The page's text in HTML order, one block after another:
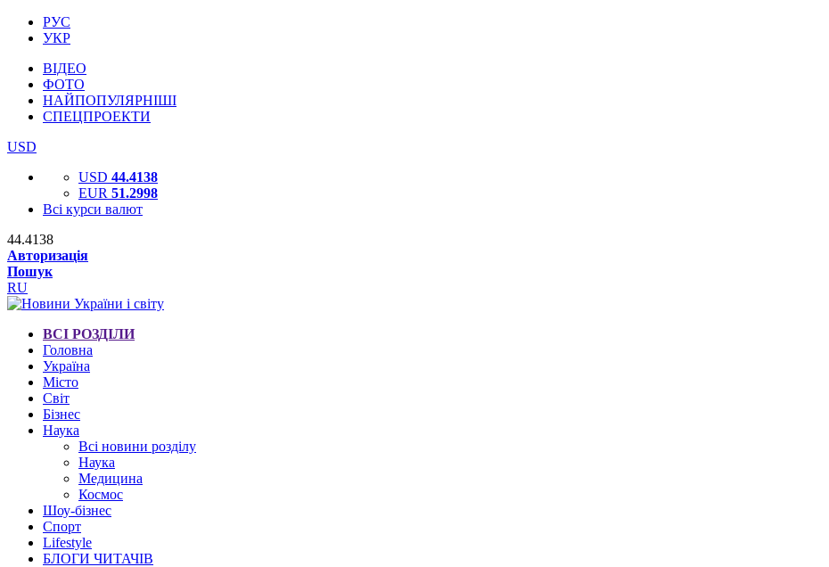
РУС
УКР
ВІДЕО
ФОТО
НАЙПОПУЛЯРНІШІ
СПЕЦПРОЕКТИ
USD
USD 44.4138
EUR 51.2998
Всі курси валют
44.4138
Авторизація
Пошук
RU
ВСІ РОЗДІЛИ
Головна
Україна
Місто
Світ
Бізнес
Наука
Всі новини розділу
Наука
Медицина
Космос
Шоу-бізнес
Спорт
Lifestyle
БЛОГИ ЧИТАЧІВ